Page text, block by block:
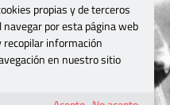
propias y de terceros
por esta página web
información
en nuestro sitio